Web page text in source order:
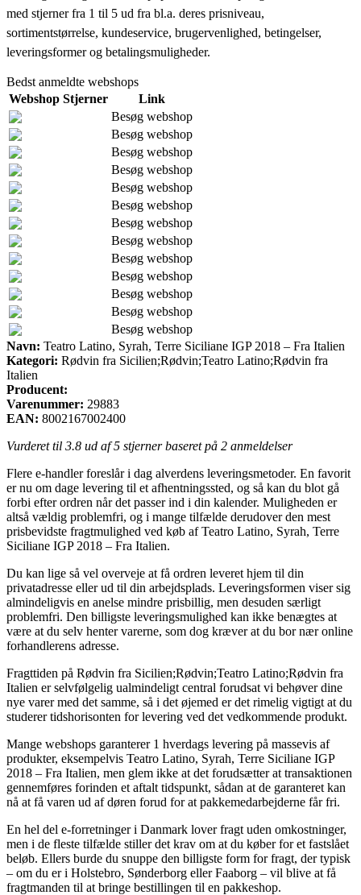
med stjerner fra 1 til 5 ud fra bl.a. deres prisniveau,
sortimentstørrelse, kundeservice, brugervenlighed, betingelser,
leveringsformer og betalingsmuligheder.
Bedst anmeldte webshops
Webshop Stjerner
Link
Besøg webshop
Besøg webshop
Besøg webshop
Besøg webshop
Besøg webshop
Besøg webshop
Besøg webshop
Besøg webshop
Besøg webshop
Besøg webshop
Besøg webshop
Besøg webshop
Besøg webshop
Navn: Teatro Latino, Syrah, Terre Siciliane IGP 2018 – Fra Italien
Kategori: Rødvin fra Sicilien;Rødvin;Teatro Latino;Rødvin fra
Italien
Producent:
Varenummer: 29883
EAN: 8002167002400
Vurderet til 3.8 ud af 5 stjerner baseret på 2 anmeldelser
Flere e-handler foreslår i dag alverdens leveringsmetoder. En favorit
er nu om dage levering til et afhentningssted, og så kan du blot gå
forbi efter ordren når det passer ind i din kalender. Muligheden er
altså vældig problemfri, og i mange tilfælde derudover den mest
prisbevidste fragtmulighed ved køb af Teatro Latino, Syrah, Terre
Siciliane IGP 2018 – Fra Italien.
Du kan lige så vel overveje at få ordren leveret hjem til din
privatadresse eller ud til din arbejdsplads. Leveringsformen viser sig
almindeligvis en anelse mindre prisbillig, men desuden særligt
problemfri. Den billigste leveringsmulighed kan ikke benægtes at
være at du selv henter varerne, som dog kræver at du bor nær online
forhandlerens adresse.
Fragttiden på Rødvin fra Sicilien;Rødvin;Teatro Latino;Rødvin fra
Italien er selvfølgelig ualmindeligt central forudsat vi behøver dine
nye varer med det samme, så i det øjemed er det rimelig vigtigt at du
studerer tidshorisonten for levering ved det vedkommende produkt.
Mange webshops garanterer 1 hverdags levering på massevis af
produkter, eksempelvis Teatro Latino, Syrah, Terre Siciliane IGP
2018 – Fra Italien, men glem ikke at det forudsætter at transaktionen
gennemføres forinden et aftalt tidspunkt, sådan at de garanteret kan
nå at få varen ud af døren forud for at pakkemedarbejderne får fri.
En hel del e-forretninger i Danmark lover fragt uden omkostninger,
men i de fleste tilfælde stiller det krav om at du køber for et fastslået
beløb. Ellers burde du snuppe den billigste form for fragt, der typisk
– om du er i Holstebro, Sønderborg eller Faaborg – vil blive at få
fragtmanden til at bringe bestillingen til en pakkeshop.